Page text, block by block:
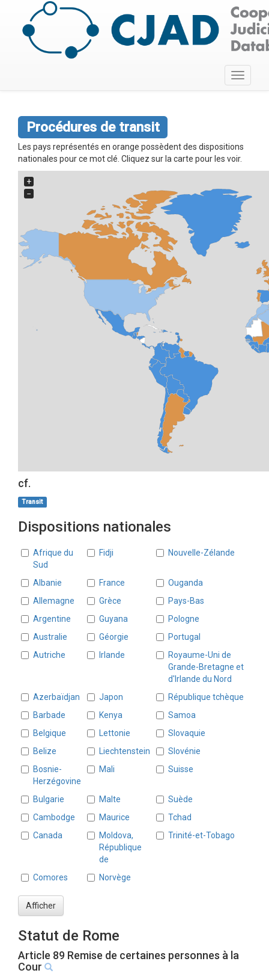
Toggle
Procédures de transit
Les pays représentés en orange possèdent des dispositions
nationales pour ce mot clé. Cliquez sur la carte pour les voir.
+
−
cf.
Transit
Dispositions nationales
Afrique du
Sud
Fidji Nouvelle-Zélande
Albanie France
Ouganda
Allemagne
Grèce
Pays-Bas
Argentine
Guyana
Pologne
Australie
Géorgie
Portugal
Autriche
Irlande
Royaume-Uni de
Grande-Bretagne et
d'Irlande du Nord
Azerbaïdjan
Japon
République tchèque
Barbade
Kenya
Samoa
Belgique
Lettonie
Slovaquie
Belize
Liechtenstein
Slovénie
Bosnie-
Herzégovine
Mali Suisse
Bulgarie Malte
Suède
Cambodge
Maurice
Tchad
Canada
Moldova,
République
de
Trinité-et-Tobago
Comores Norvège
Afficher
Statut de Rome
Article 89 Remise de certaines personnes à la
Cour